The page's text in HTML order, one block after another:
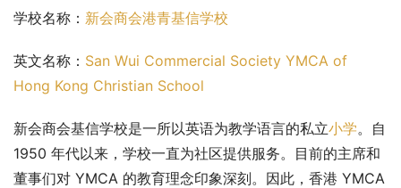
学校名称： 新会商会港青基信学校
英文名称： San Wui Commercial Society YMCA of
Hong Kong Christian School
新会商会基信学校是一所以英语为教学语言的私立小学。自
1950 年代以来，学校一直为社区提供服务。目前的主席和
董事们对 YMCA 的教育理念印象深刻。因此，香港 YMCA